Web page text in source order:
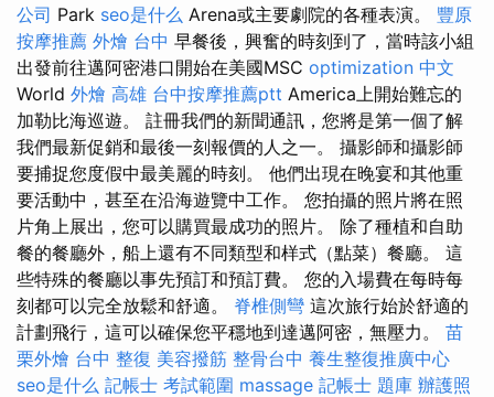
公司 Park seo是什么 Arena或主要劇院的各種表演。 豐原
按摩推薦 外燴 台中 早餐後，興奮的時刻到了，當時該小組
出發前往邁阿密港口開始在美國MSC optimization 中文
World 外燴 高雄 台中按摩推薦ptt America上開始難忘的
加勒比海巡遊。 註冊我們的新聞通訊，您將是第一個了解
我們最新促銷和最後一刻報價的人之一。 攝影師和攝影師
要捕捉您度假中最美麗的時刻。 他們出現在晚宴和其他重
要活動中，甚至在沿海遊覽中工作。 您拍攝的照片將在照
片角上展出，您可以購買最成功的照片。 除了種植和自助
餐的餐廳外，船上還有不同類型和样式（點菜）餐廳。 這
些特殊的餐廳以事先預訂和預訂費。 您的入場費在每時每
刻都可以完全放鬆和舒適。 脊椎側彎 這次旅行始於舒適的
計劃飛行，這可以確保您平穩地到達邁阿密，無壓力。 苗
栗外燴 台中 整復 美容撥筋 整骨台中 養生整復推廣中心
seo是什么 記帳士 考試範圍 massage 記帳士 題庫 辦護照